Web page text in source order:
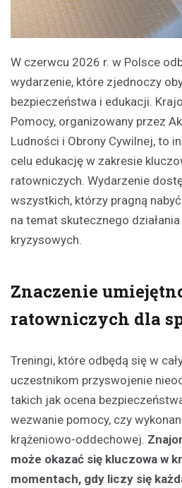
W czerwcu 2026 r. w Polsce
wydarzenie, które zjednoczy
bezpieczeństwa i edukacji.
Pomocy, organizowany przez
Ludności i Obrony Cywilnej, to
celu edukację w zakresie
ratowniczych. Wydarzenie
wszystkich, którzy pragną
na temat skutecznego
kryzysowych.
Znaczenie
ratowniczych dla
Treningi, które odbędą się w
uczestnikom przyswojenie
takich jak ocena
wezwanie pomocy, czy
krążeniowo-oddechowej.
może okazać się kluczowa w
momentach, gdy liczy się